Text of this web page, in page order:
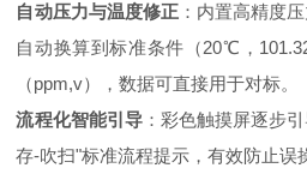
自动压力与温度修正：内置高精度
自动换算到标准条件（20℃，
（ppm,v），数据可直接用于对标。
流程化智能引导：彩色触摸屏逐步
存-吹扫"标准流程提示，有效防止误